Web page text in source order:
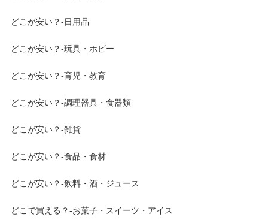
どこが安い？-日用品
どこが安い？-玩具・ホビー
どこが安い？-育児・教育
どこが安い？-調理器具・食器類
どこが安い？-雑貨
どこが安い？-食品・食材
どこが安い？-飲料・酒・ジュース
どこで買える？-お菓子・スイーツ・アイス